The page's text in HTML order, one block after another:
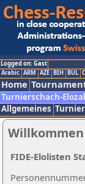
Logged on: Gast
Arabic ARM AZE BIH BUL
Home
Turnierschach-
Allgemeines
FIDE-Elolisten